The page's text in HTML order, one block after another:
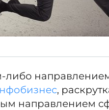
,
направлением